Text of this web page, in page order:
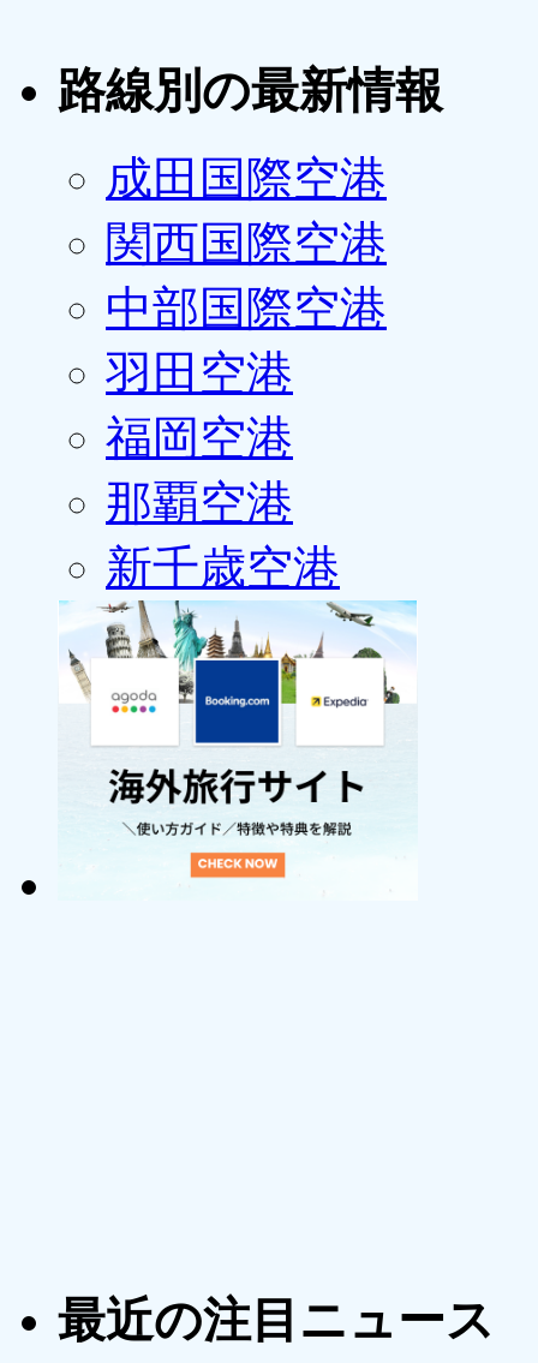
路線別の最新情報
成田国際空港
関西国際空港
中部国際空港
羽田空港
福岡空港
那覇空港
新千歳空港
最近の注目ニュース